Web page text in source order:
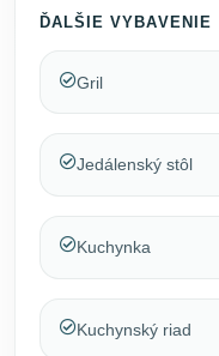
ĎALŠIE VYBAVENIE
Gril
Jedálenský stôl
Kuchynka
Kuchynský riad